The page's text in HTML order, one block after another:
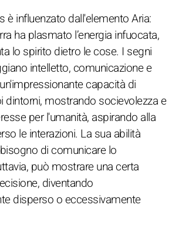
è influenzato dall'elemento Aria:
ha plasmato l’energia infuocata,
lo spirito dietro le cose. I segni
intelletto, comunicazione e
capacità di
dintorni, mostrando socievolezza e
per l'umanità, aspirando alla
le interazioni. La sua abilità
di comunicare lo
può mostrare una certa
diventando
disperso o eccessivamente